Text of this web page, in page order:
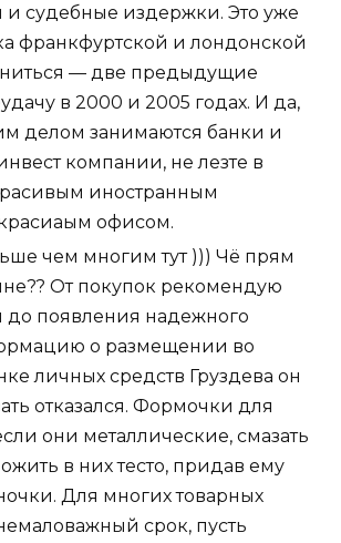
судебные издержки. Это уже
франкфуртской и лондонской
— две предыдущие
в 2000 и 2005 годах. И да,
делом занимаются банки и
компании, не лезте в
иностранным
офисом.
чем многим тут ))) Чё прям
От покупок рекомендую
до появления надежного
о размещении во
личных средств Груздева он
отказался. Формочки для
они металлические, смазать
в них тесто, придав ему
Для многих товарных
срок, пусть